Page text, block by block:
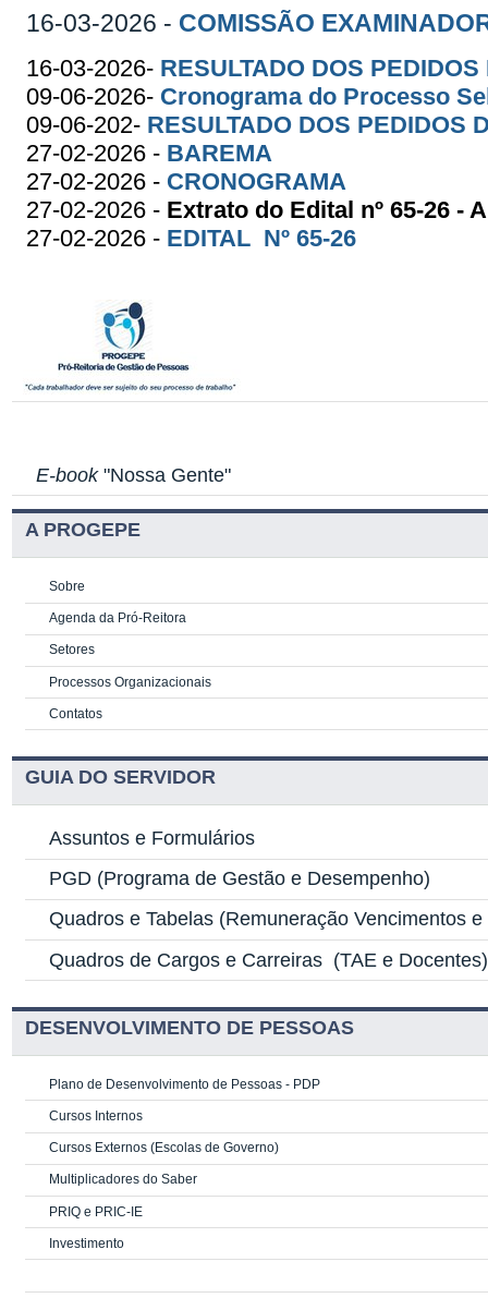
16-03-2026 - COMISSÃO
16-03-2026- RESULTADO DOS
09-06-2026- Cronograma do Processo
09-06-202- RESULTADO DOS PEDIDOS
27-02-2026 - BAREMA
27-02-2026 - CRONOGRAMA
27-02-2026 - Extrato do Edital nº 65-26 -
27-02-2026 - EDITAL Nº 65-26
E-book"Nossa Gente"
A PROGEPE
Sobre
Agenda da Pró-Reitora
Setores
Processos Organizacionais
Contatos
GUIA DO SERVIDOR
Assuntos e Formulários
PGD (Programa de Gestão e Desempenho)
Quadros e Tabelas (Remuneração Vencimentos
Quadros de Cargos e Carreiras (TAE e Docentes)
DESENVOLVIMENTO DE PESSOAS
Plano de Desenvolvimento de Pessoas - PDP
Cursos Internos
Cursos Externos (Escolas de Governo)
Multiplicadores do Saber
PRIQ e PRIC-IE
Investimento